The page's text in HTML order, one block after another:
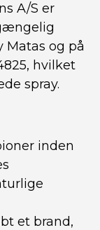
A/S er
Matas og på
hvilket
spray.
inden
et brand,